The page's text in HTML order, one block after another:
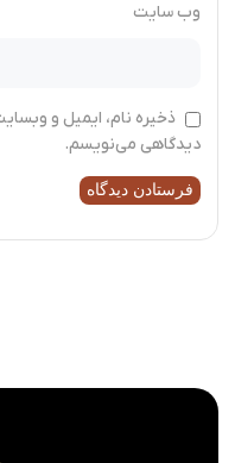
وب‌ سایت
ذخیره نام، ایمیل و
دیدگاهی می‌نویسم.